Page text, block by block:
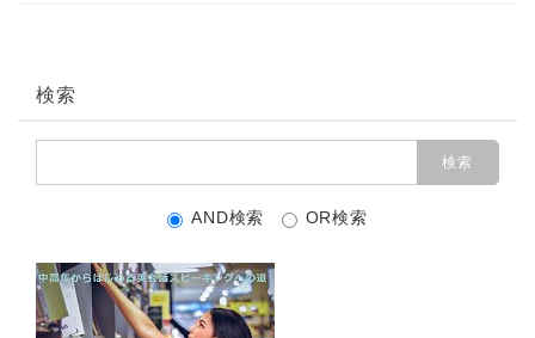
検索
AND検索 OR検索